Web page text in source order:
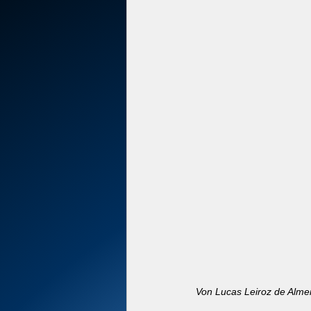
Von Lucas Leiroz de